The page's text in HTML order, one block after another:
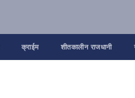
क्राईम शीतकालीन राजधानी